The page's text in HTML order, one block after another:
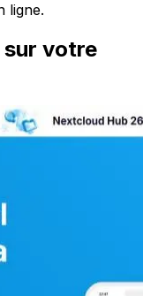
ligne.
votre